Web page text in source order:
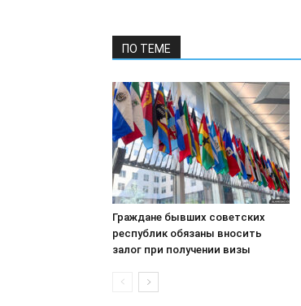
ПО ТЕМЕ
Граждане бывших советских
республик обязаны вносить
залог при получении визы